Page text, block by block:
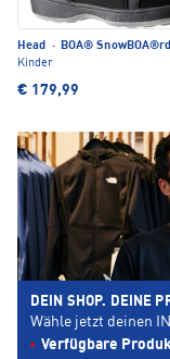
Head ·
BOA®
Kinder
€ 179,99
DEIN SHOP. DEINE
Wähle jetzt deinen
Verfügbare